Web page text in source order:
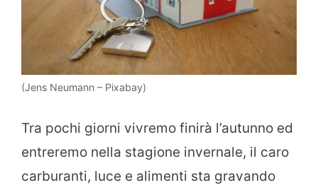
(Jens Neumann – Pixabay)
Tra pochi giorni vivremo finirà l’autunno ed
entreremo nella stagione invernale, il caro
carburanti, luce e alimenti sta gravando